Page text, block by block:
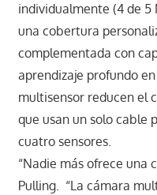
individualmente (4 de 5
una cobertura
complementada con
aprendizaje profundo
multisensor reducen el
que usan un solo cable
cuatro sensores.
“Nadie más ofrece una
Pulling. “La cámara